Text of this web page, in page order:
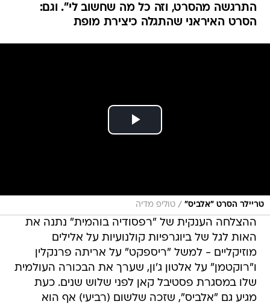
התרגשה מהסרט, וזה כל מה שחשוב לי". וגם:
הסרט האיראני שהתגלה כיצירת מופת
טריילר הסרט "אלביס" / טוליפ מדיה
ההצלחה הענקית של "רפסודיה בוהמית" נתנה את
האות לגל של ביוגרפיות קולנועיות על אלילים
מוזיקליים - למשל "ריספקט" על אריתה פרנקלין
ו"רוקטמן" על אלטון ג'ון, שערך את הבכורה העולמית
שלו במסגרת פסטיבל קאן לפני שלוש שנים. כעת
מגיע גם "אלביס", שזכה שלשום (רביעי) אף הוא